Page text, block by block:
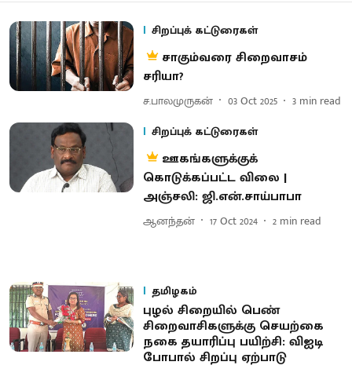
சிறப்புக் கட்டுரைகள்
சாகும்வரை சிறைவாசம்
சரியா?
ச.பாலமுருகன் 03 Oct 2025 3 min read
சிறப்புக் கட்டுரைகள்
ஊகங்களுக்குக்
கொடுக்கப்பட்ட விலை |
அஞ்சலி: ஜி.என்.சாய்பாபா
ஆனந்தன் 17 Oct 2024 2 min read
தமிழகம்
புழல் சிறையில் பெண்
சிறைவாசிகளுக்கு செயற்கை
நகை தயாரிப்பு பயிற்சி: விஐடி
போபால் சிறப்பு ஏற்பாடு